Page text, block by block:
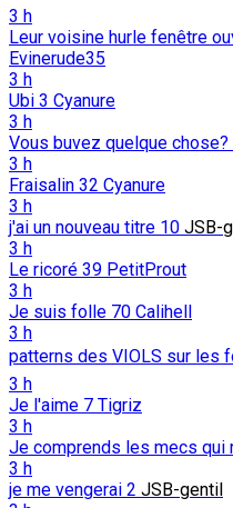
3 h
Leur voisine hurle fenêtre
Evinerude35
3 h
Ubi 3 Cyanure
3 h
Vous buvez quelque chose?
3 h
Fraisalin 32 Cyanure
3 h
j'ai un nouveau titre 10 JSB-
3 h
Le ricoré 39 PetitProut
3 h
Je suis folle 70 Calihell
3 h
patterns des VIOLS sur les
3 h
Je l'aime 7 Tigriz
3 h
Je comprends les mecs qui
3 h
je me vengerai 2 JSB-gentil